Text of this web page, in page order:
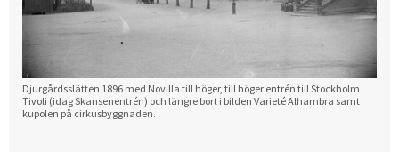
Djurgårdsslätten 1896 med Novilla till höger, till höger entrén till Stockholm
Tivoli (idag Skansenentrén) och längre bort i bilden Varieté Alhambra samt
kupolen på cirkusbyggnaden.